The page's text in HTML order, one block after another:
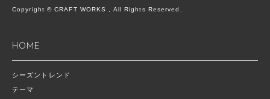
Copyright © CRAFT WORKS , All Rights Reserved.
HOME
シーズントレンド
テーマ